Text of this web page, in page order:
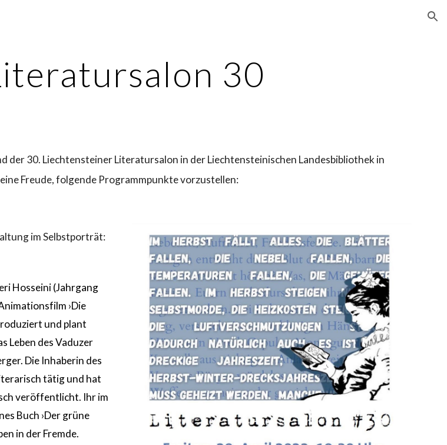
30
der 30. Liechtensteiner Literatursalon in der Liechten­stei­ni­­schen Landesbibliothek in
Freude, folgende Programmpunkte vorzustellen:
im Selbstporträt:
Hosseini (Jahrgang
›Die
und plant
Leben des Vaduzer
Die Inhaberin des
tätig und hat
veröffentlicht. Ihr im
Buch ›Der grüne
in der Fremde.